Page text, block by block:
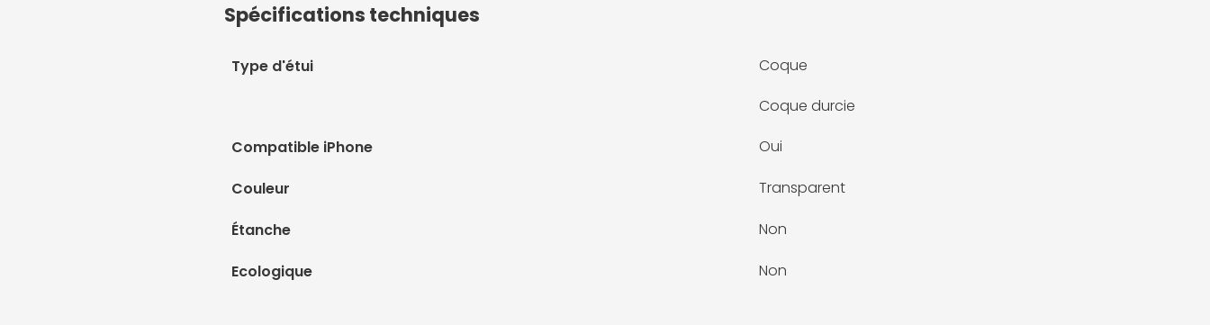
Spécifications techniques
Type d'étui
Coque
Coque durcie
Compatible iPhone
Oui
Couleur Transparent
Étanche Non
Ecologique Non